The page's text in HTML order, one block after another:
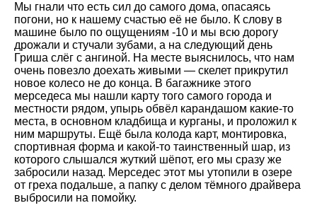
Мы гнали что есть сил до самого дома, опасаясь
погони, но к нашему счастью её не было. К слову в
машине было по ощущениям -10 и мы всю дорогу
дрожали и стучали зубами, а на следующий день
Гриша слёг с ангиной. На месте выяснилось, что нам
очень повезло доехать живыми — скелет прикрутил
новое колесо не до конца. В багажнике этого
мерседеса мы нашли карту того самого города и
местности рядом, упырь обвёл карандашом какие-то
места, в основном кладбища и курганы, и проложил к
ним маршруты. Ещё была колода карт, монтировка,
спортивная форма и какой-то таинственный шар, из
которого слышался жуткий шёпот, его мы сразу же
забросили назад. Мерседес этот мы утопили в озере
от греха подальше, а папку с делом тёмного драйвера
выбросили на помойку.